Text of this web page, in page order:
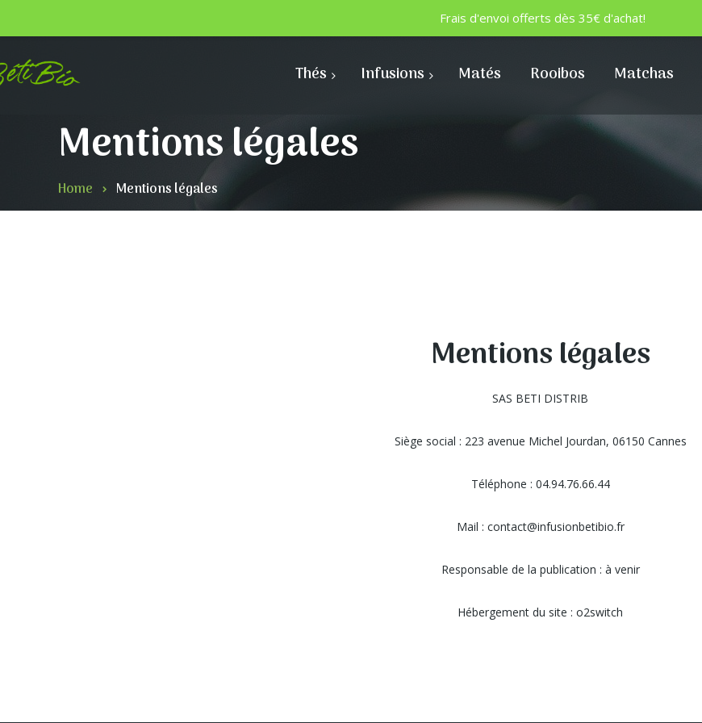
Thés Infusions Matés Rooibos Matchas
Mentions légales
Home Mentions légales
Mentions légales
SAS BETI DISTRIB
Siège social : 223 avenue Michel Jourdan, 06150 Cannes
Téléphone : 04.94.76.66.44
Mail : contact@infusionbetibio.fr
Responsable de la publication : à venir
Hébergement du site : o2switch
Frais d'envoi offerts dès 35€ d'achat!